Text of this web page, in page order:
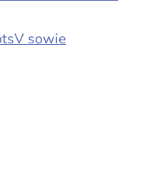
sowie